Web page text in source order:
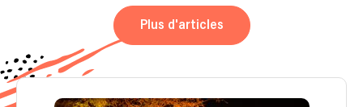
Plus d'articles